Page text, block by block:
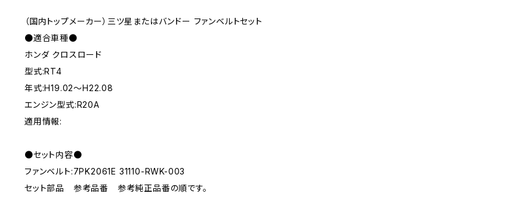
（国内トップメーカー）三ツ星またはバンドー ファンベルトセット
●適合車種●
ホンダ クロスロード
型式:RT4
年式:H19.02～H22.08
エンジン型式:R20A
適用情報:
●セット内容●
ファンベルト:7PK2061E 31110-RWK-003
セット部品 参考品番 参考純正品番の順です。